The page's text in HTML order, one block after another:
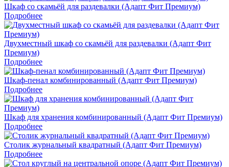
Шкаф со скамьёй для раздевалки (Адапт Фит Премиум)
Подробнее
Двухместный шкаф со скамьёй для раздевалки (Адапт Фит
Премиум)
Подробнее
Шкаф-пенал комбинированный (Адапт Фит Премиум)
Подробнее
Шкаф для хранения комбинированный (Адапт Фит Премиум)
Подробнее
Столик журнальный квадратный (Адапт Фит Премиум)
Подробнее